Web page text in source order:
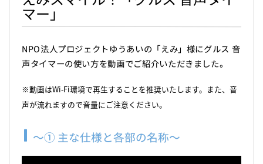
マー」
NPO法人プロジェクトゆうあいの「えみ」様にグルス 音
声タイマーの使い方を動画でご紹介いただきました。
※動画はWi-Fi環境で再生することを推奨いたします。また、音
声が流れますので音量にご注意ください。
～① 主な仕様と各部の名称～